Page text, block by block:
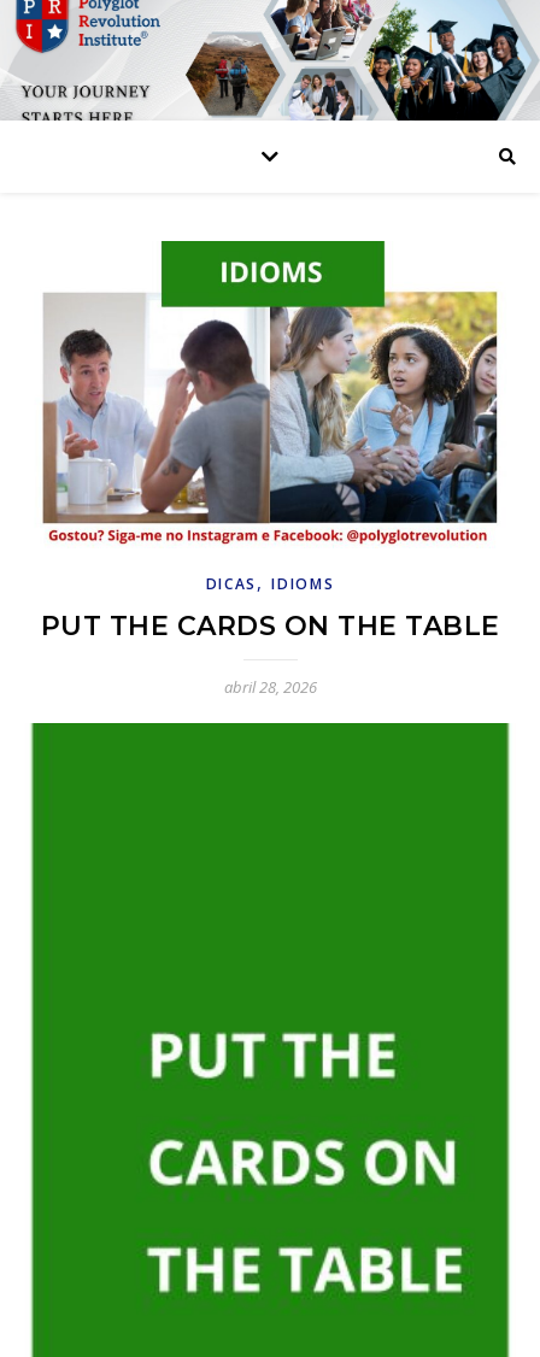
DICAS ,IDIOMS
PUT THE CARDS ON THE TABLE
abril 28, 2026